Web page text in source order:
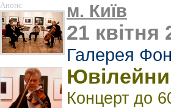
Анонс м. Київ
21 квітня
Галерея
Концерт до